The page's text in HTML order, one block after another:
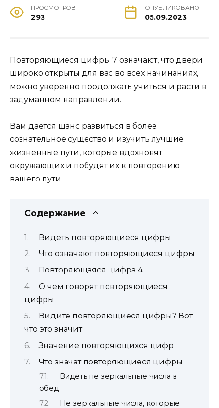
ПРОСМОТРОВ
293
ОПУБЛИКОВАНО
05.09.2023
Повторяющиеся цифры 7 означают, что двери
широко открыты для вас во всех начинаниях,
можно уверенно продолжать учиться и расти в
задуманном направлении.
Вам дается шанс развиться в более
сознательное существо и изучить лучшие
жизненные пути, которые вдохновят
окружающих и побудят их к повторению
вашего пути.
Содержание
Видеть повторяющиеся цифры
Что означают повторяющиеся цифры
Повторяющаяся цифра 4
О чем говорят повторяющиеся
цифры
Видите повторяющиеся цифры? Вот
что это значит
Значение повторяющихся цифр
Что значат повторяющиеся цифры
Видеть не зеркальные числа в
обед
Не зеркальные числа, которые